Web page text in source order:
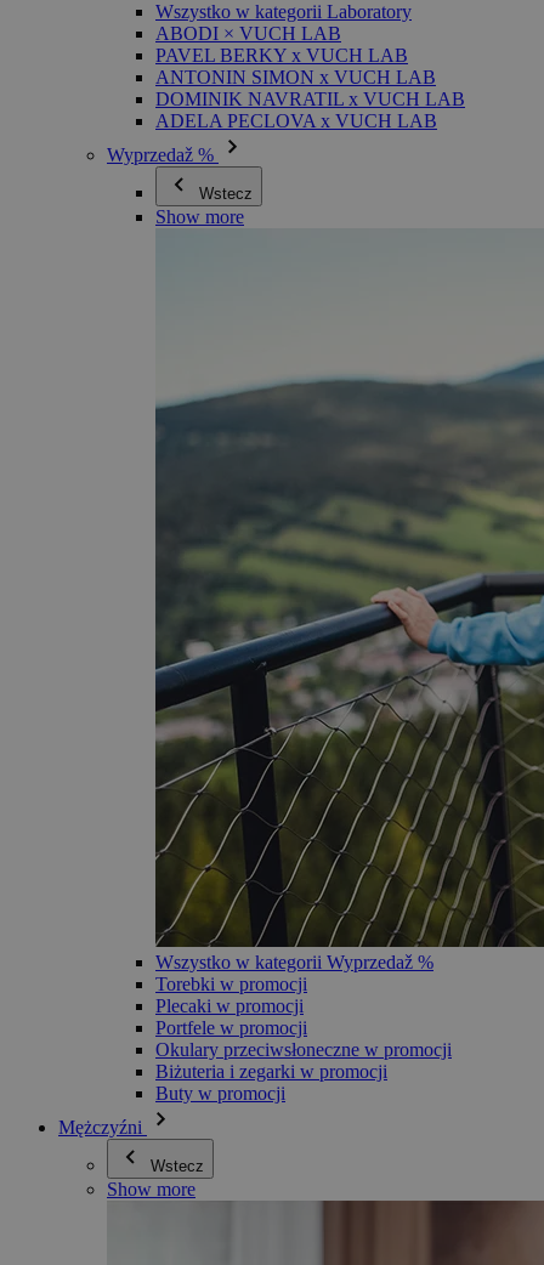
Wszystko w kategorii Laboratory
ABODI × VUCH LAB
PAVEL BERKY x VUCH LAB
ANTONIN SIMON x VUCH LAB
DOMINIK NAVRATIL x VUCH LAB
ADELA PECLOVA x VUCH LAB
Wyprzedaž %
Wstecz
Show more
Wszystko w kategorii Wyprzedaž %
Torebki w promocji
Plecaki w promocji
Portfele w promocji
Okulary przeciwsłoneczne w promocji
Biżuteria i zegarki w promocji
Buty w promocji
Mężczyźni
Wstecz
Show more